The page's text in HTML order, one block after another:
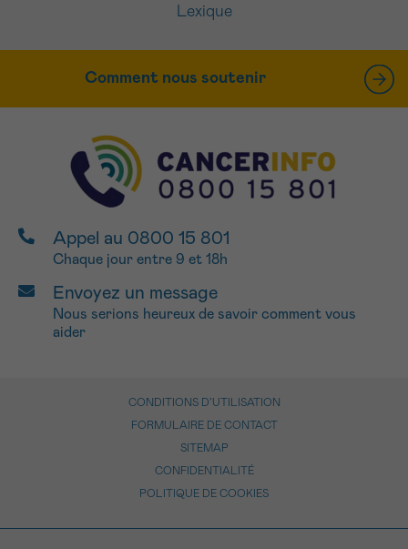
Lexique
Comment nous soutenir
Appel au 0800 15 801
Chaque jour entre 9 et 18h
Envoyez un message
Nous serions heureux de savoir comment vous
aider
CONDITIONS D’UTILISATION
FORMULAIRE DE CONTACT
SITEMAP
CONFIDENTIALITÉ
POLITIQUE DE COOKIES